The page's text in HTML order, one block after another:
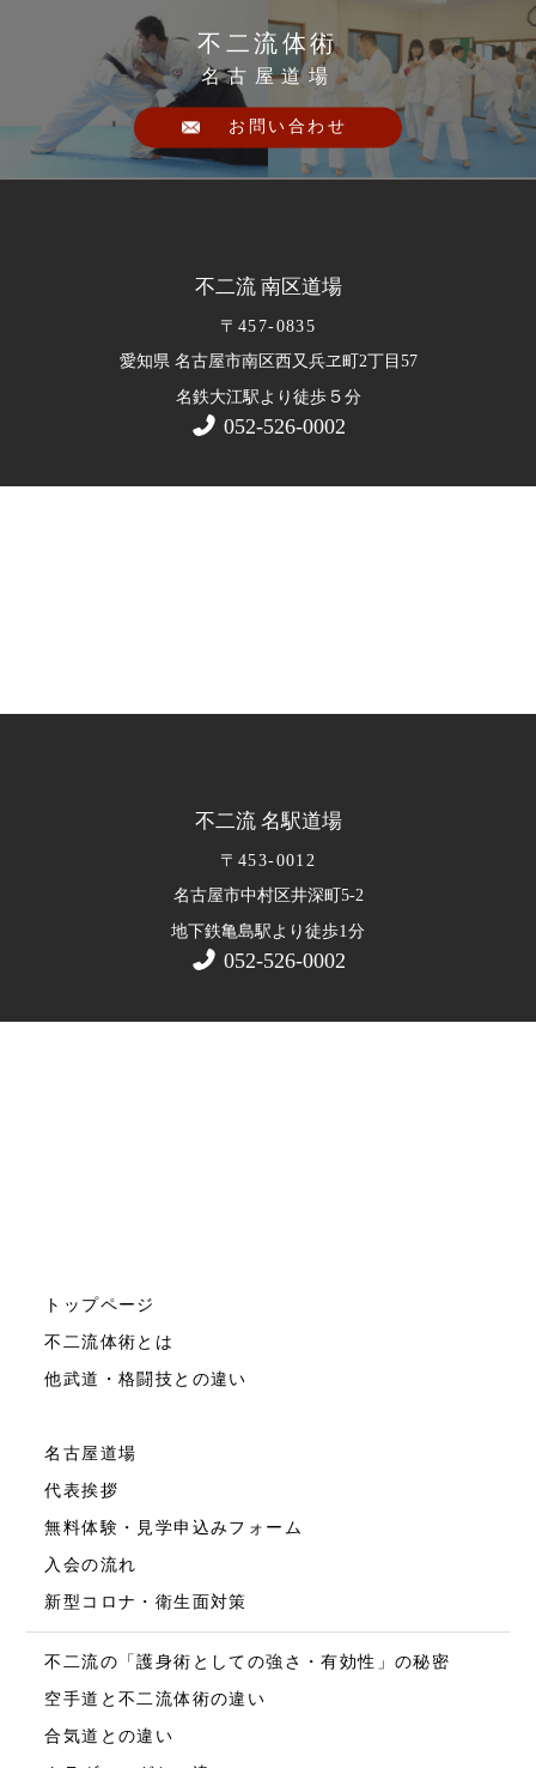
不二流体術
名古屋道場
お問い合わせ
不二流 南区道場
〒457-0835
愛知県 名古屋市南区西又兵ヱ町2丁目57
名鉄大江駅より徒歩５ 分
052-526-0002
不二流 名駅道場
〒453-0012
名古屋市中村区井深町5-2
地下鉄亀島駅より徒歩1 分
052-526-0002
トップページ
不二流体術とは
他武道・格闘技との違い
名古屋道場
代表挨拶
無料体験・見学申込みフォーム
入会の流れ
新型コロナ・衛生面対策
不二流の「護身術としての強さ・有効性」の秘密
空手道と不二流体術の違い
合気道との違い